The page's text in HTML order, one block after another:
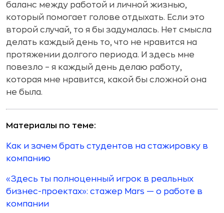
баланс между работой и личной жизнью,
который помогает голове отдыхать. Если это
второй случай, то я бы задумалась. Нет смысла
делать каждый день то, что не нравится на
протяжении долгого периода. И здесь мне
повезло – я каждый день делаю работу,
которая мне нравится, какой бы сложной она
не была.
Материалы по теме:
Как и зачем брать студентов на стажировку в
компанию
«Здесь ты полноценный игрок в реальных
бизнес-проектах»: стажер Mars — о работе в
компании